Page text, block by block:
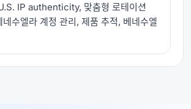
IP authenticity, 맞춤형 로테이션
네수엘라 계정 관리, 제품 추적, 베네수엘